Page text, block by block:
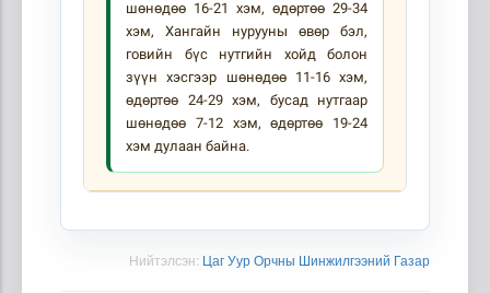
шөнөдөө 16-21 хэм, өдөртөө 29-34
хэм, Хангайн нурууны өвөр бэл,
говийн бүс нутгийн хойд болон
зүүн хэсгээр шөнөдөө 11-16 хэм,
өдөртөө 24-29 хэм, бусад нутгаар
шөнөдөө 7-12 хэм, өдөртөө 19-24
хэм дулаан байна.
Нийтэлсэн: Цаг Уур Орчны Шинжилгээний Газар